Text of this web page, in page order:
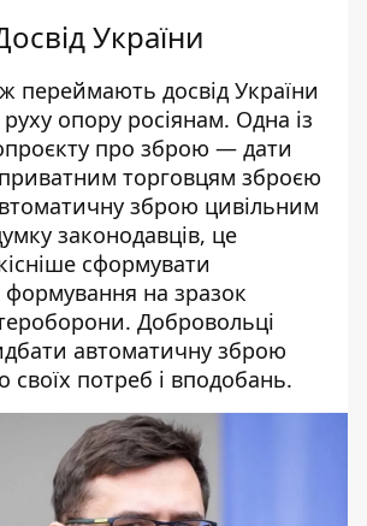
України
переймають досвід України
руху опору росіянам. Одна із
про зброю — дати
торговцям зброєю
зброю цивільним
законодавців, це
сформувати
формування на зразок
Добровольці
автоматичну зброю
своїх потреб і вподобань.